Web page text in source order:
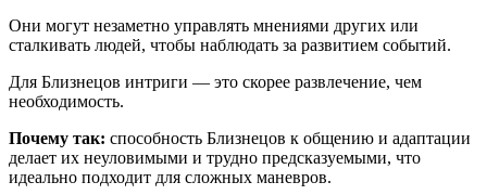
Они могут незаметно управлять мнениями других или
сталкивать людей, чтобы наблюдать за развитием событий.
Для Близнецов интриги — это скорее развлечение, чем
необходимость.
Почему так: способность Близнецов к общению и адаптации
делает их неуловимыми и трудно предсказуемыми, что
идеально подходит для сложных маневров.